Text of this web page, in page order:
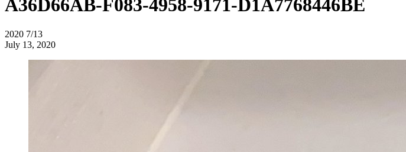
A36D66AB-F083-4958-9171-D1A7768446BE
2020 7/13
July 13, 2020